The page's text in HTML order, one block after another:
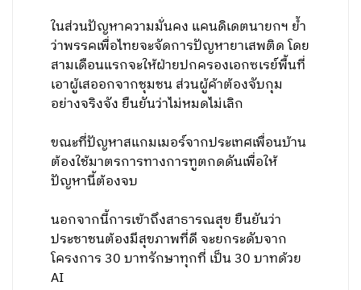
ในส่วนปัญหาความมั่นคง แคนดิเดตนายกฯ ย้ำ
ว่าพรรคเพื่อไทยจะจัดการปัญหายาเสพติด โดย
สามเดือนแรกจะให้ฝ่ายปกครองเอกซเรย์พื้นที่
เอาผู้เสออกจากชุมชน ส่วนผู้ค้าต้องจับกุม
อย่างจริงจัง ยืนยันว่าไม่หมดไม่เลิก
ขณะที่ปัญหาสแกมเมอร์จากประเทศเพื่อนบ้าน
ต้องใช้มาตรการทางการทูตกดดันเพื่อให้
ปัญหานี้ต้องจบ
นอกจากนี้การเข้าถึงสาธารณสุข ยืนยันว่า
ประชาชนต้องมีสุขภาพที่ดี จะยกระดับจาก
โครงการ 30 บาทรักษาทุกที่ เป็น 30 บาทด้วย
AI